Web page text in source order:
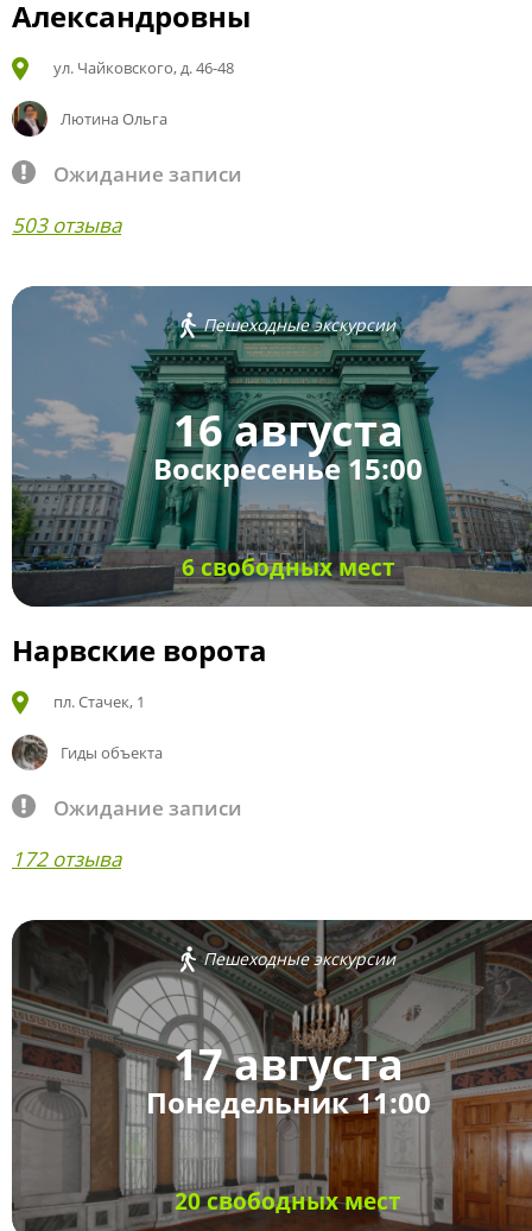
Александровны
ул. Чайковского, д. 46-48
Лютина Ольга
Ожидание записи
503 отзыва
Пешеходные экскурсии
16 августа
Воскресенье 15:00
6 свободных мест
Нарвские ворота
пл. Стачек, 1
Гиды объекта
Ожидание записи
172 отзыва
Пешеходные экскурсии
17 августа
Понедельник 11:00
20 свободных мест